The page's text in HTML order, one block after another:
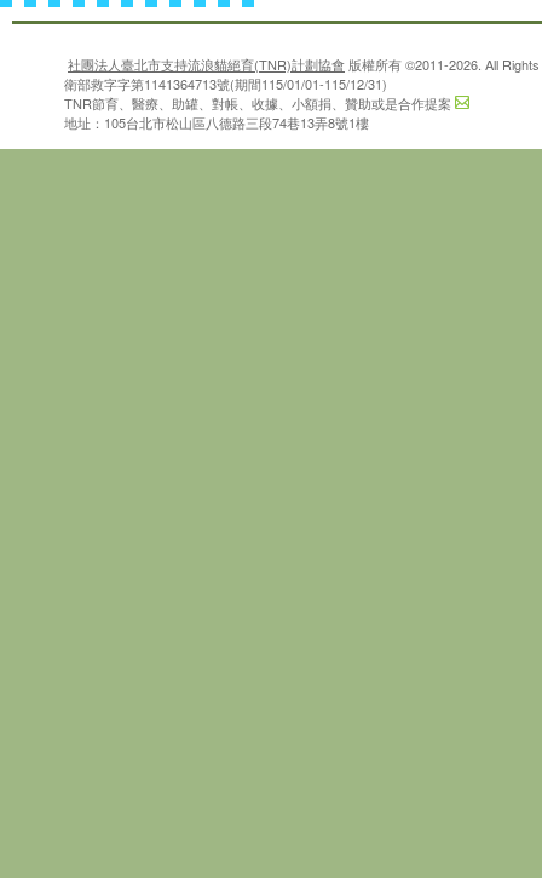
社團法人臺北市支持流浪貓絕育(TNR)計劃協會 版權所有 ©2011-2026. All
衛部救字字第1141364713號(期間115/01/01-115/12/31)
TNR節育、醫療、助罐、對帳、收據、小額捐、贊助或是合作提案
地址：105台北市松山區八德路三段74巷13弄8號1樓